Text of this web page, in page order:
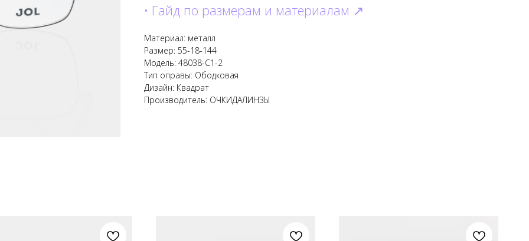
• Гайд по размерам и материалам ↗
Материал: металл
Размер: 55-18-144
Модель: 48038-C1-2
Тип оправы: Ободковая
Дизайн: Квадрат
Производитель: ОЧКИДАЛИНЗЫ